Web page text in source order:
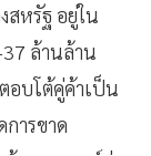
สหรัฐ อยู่ใน
ล้านล้าน
อบโต้คู่ค้าเป็น
ารขาด